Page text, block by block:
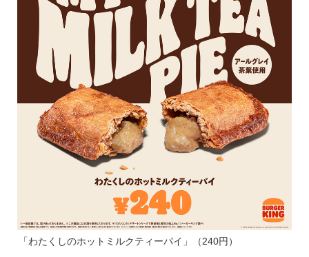
「わたくしのホットミルクティーパイ」（240円）